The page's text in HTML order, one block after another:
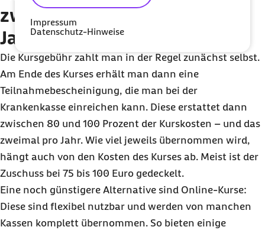
Impressum
Datenschutz-Hinweise
zwei Präventionskurse pro
Jahr
Die Kursgebühr zahlt man in der Regel zunächst selbst.
Am Ende des Kurses erhält man dann eine
Teilnahmebescheinigung, die man bei der
Krankenkasse einreichen kann. Diese erstattet dann
zwischen 80 und 100 Prozent der Kurskosten – und das
zweimal pro Jahr. Wie viel jeweils übernommen wird,
hängt auch von den Kosten des Kurses ab. Meist ist der
Zuschuss bei 75 bis 100 Euro gedeckelt.
Eine noch günstigere Alternative sind Online-Kurse:
Diese sind flexibel nutzbar und werden von manchen
Kassen komplett übernommen. So bieten einige